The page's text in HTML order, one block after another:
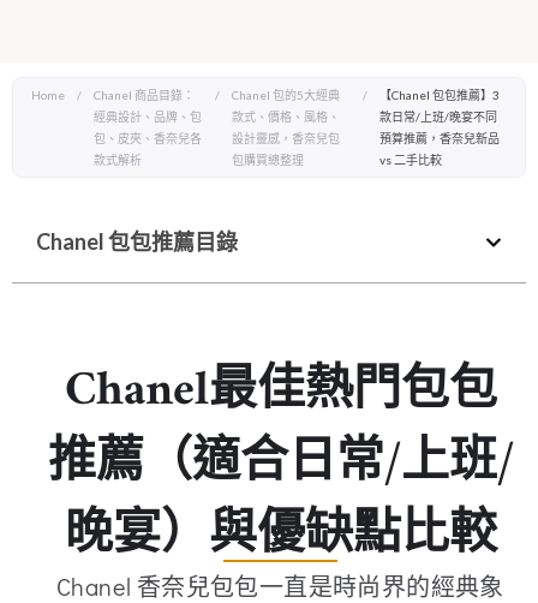
Home /
Chanel 商品目錄：
經典設計、品牌、包
包、皮夾、香奈兒各
款式解析
/
Chanel 包的5大經典
款式、價格、風格、
設計靈感，香奈兒包
包購買總整理
/
【Chanel 包包推薦】3
款日常/上班/晚宴不同
預算推薦，香奈兒新品
vs 二手比較
Chanel 包包推薦目錄
Chanel最佳熱門包包
推薦（適合日常/上班/
晚宴）與優缺點比較
Chanel 香奈兒包包一直是時尚界的經典象